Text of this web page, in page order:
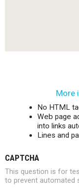
More
No HTML
Web page
into links
Lines and
CAPTCHA
This question is for
to prevent automated